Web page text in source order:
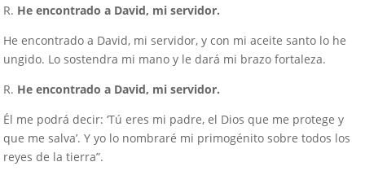
R. He encontrado a David, mi servidor.
He encontrado a David, mi servidor, y con mi aceite santo lo he
ungido. Lo sostendra mi mano y le dará mi brazo fortaleza.
R. He encontrado a David, mi servidor.
Él me podrá decir: ‘Tú eres mi padre, el Dios que me protege y
que me salva’. Y yo lo nombraré mi primogénito sobre todos los
reyes de la tierra”.